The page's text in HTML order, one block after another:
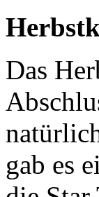
Das
gab es